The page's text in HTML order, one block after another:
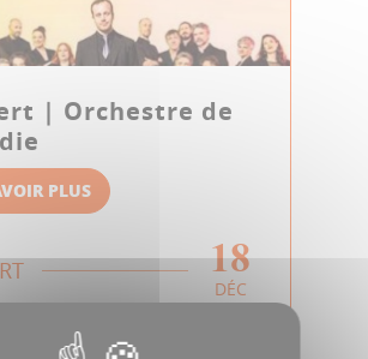
| Orchestre de
PLUS
18
DÉC